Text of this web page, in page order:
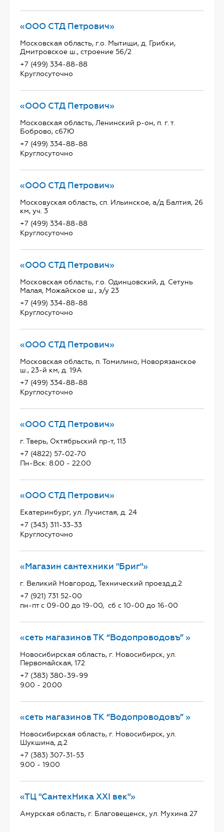
«ООО СТД Петрович»
Московская область, г.о. Мытищи, д. Грибки,
Дмитровское ш., строение 56/2
+7 (499) 334-88-88
Круглосуточно
«ООО СТД Петрович»
Московская область, Ленинский р-он, п. г. т.
Боброво, с67Ю
+7 (499) 334-88-88
Круглосуточно
«ООО СТД Петрович»
Московуская область, сп. Ильинское, а/д Балтия, 26
км, уч. 3
+7 (499) 334-88-88
Круглосуточно
«ООО СТД Петрович»
Московская область, г.о. Одинцовский, д. Сетунь
Малая, Можайское ш., з/у 23
+7 (499) 334-88-88
Круглосуточно
«ООО СТД Петрович»
Московская область, п. Томилино, Новорязанское
ш., 23-й км, д. 19А
+7 (499) 334-88-88
Круглосуточно
«ООО СТД Петрович»
г. Тверь, Октябрьский пр-т, 113
+7 (4822) 57-02-70
Пн-Вск: 8.00 - 22.00
«ООО СТД Петрович»
Екатеринбург, ул. Лучистая, д. 24
+7 (343) 311-33-33
Круглосуточно
«Магазин сантехники "Бриг"»
г. Великий Новгород, Технический проезд,д.2
+7 (921) 731 52-00
пн-пт с 09-00 до 19-00, сб с 10-00 до 16-00
«сеть магазинов ТК “Водопроводовъ” »
Новосибирская область, г. Новосибирск, ул.
Первомайская, 172
+7 (383) 380-39-99
9.00 - 20.00
«сеть магазинов ТК “Водопроводовъ” »
Новосибирская область, г. Новосибирск, ул.
Шукшина, д.2
+7 (383) 307-31-53
9.00 - 19.00
«ТЦ "СантехНика ХХI век"»
Амурская область, г. Благовещенск, ул. Мухина 27